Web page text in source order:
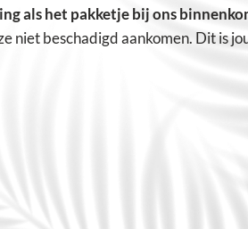
als het pakketje bij ons
niet beschadigd aankomen. Dit is